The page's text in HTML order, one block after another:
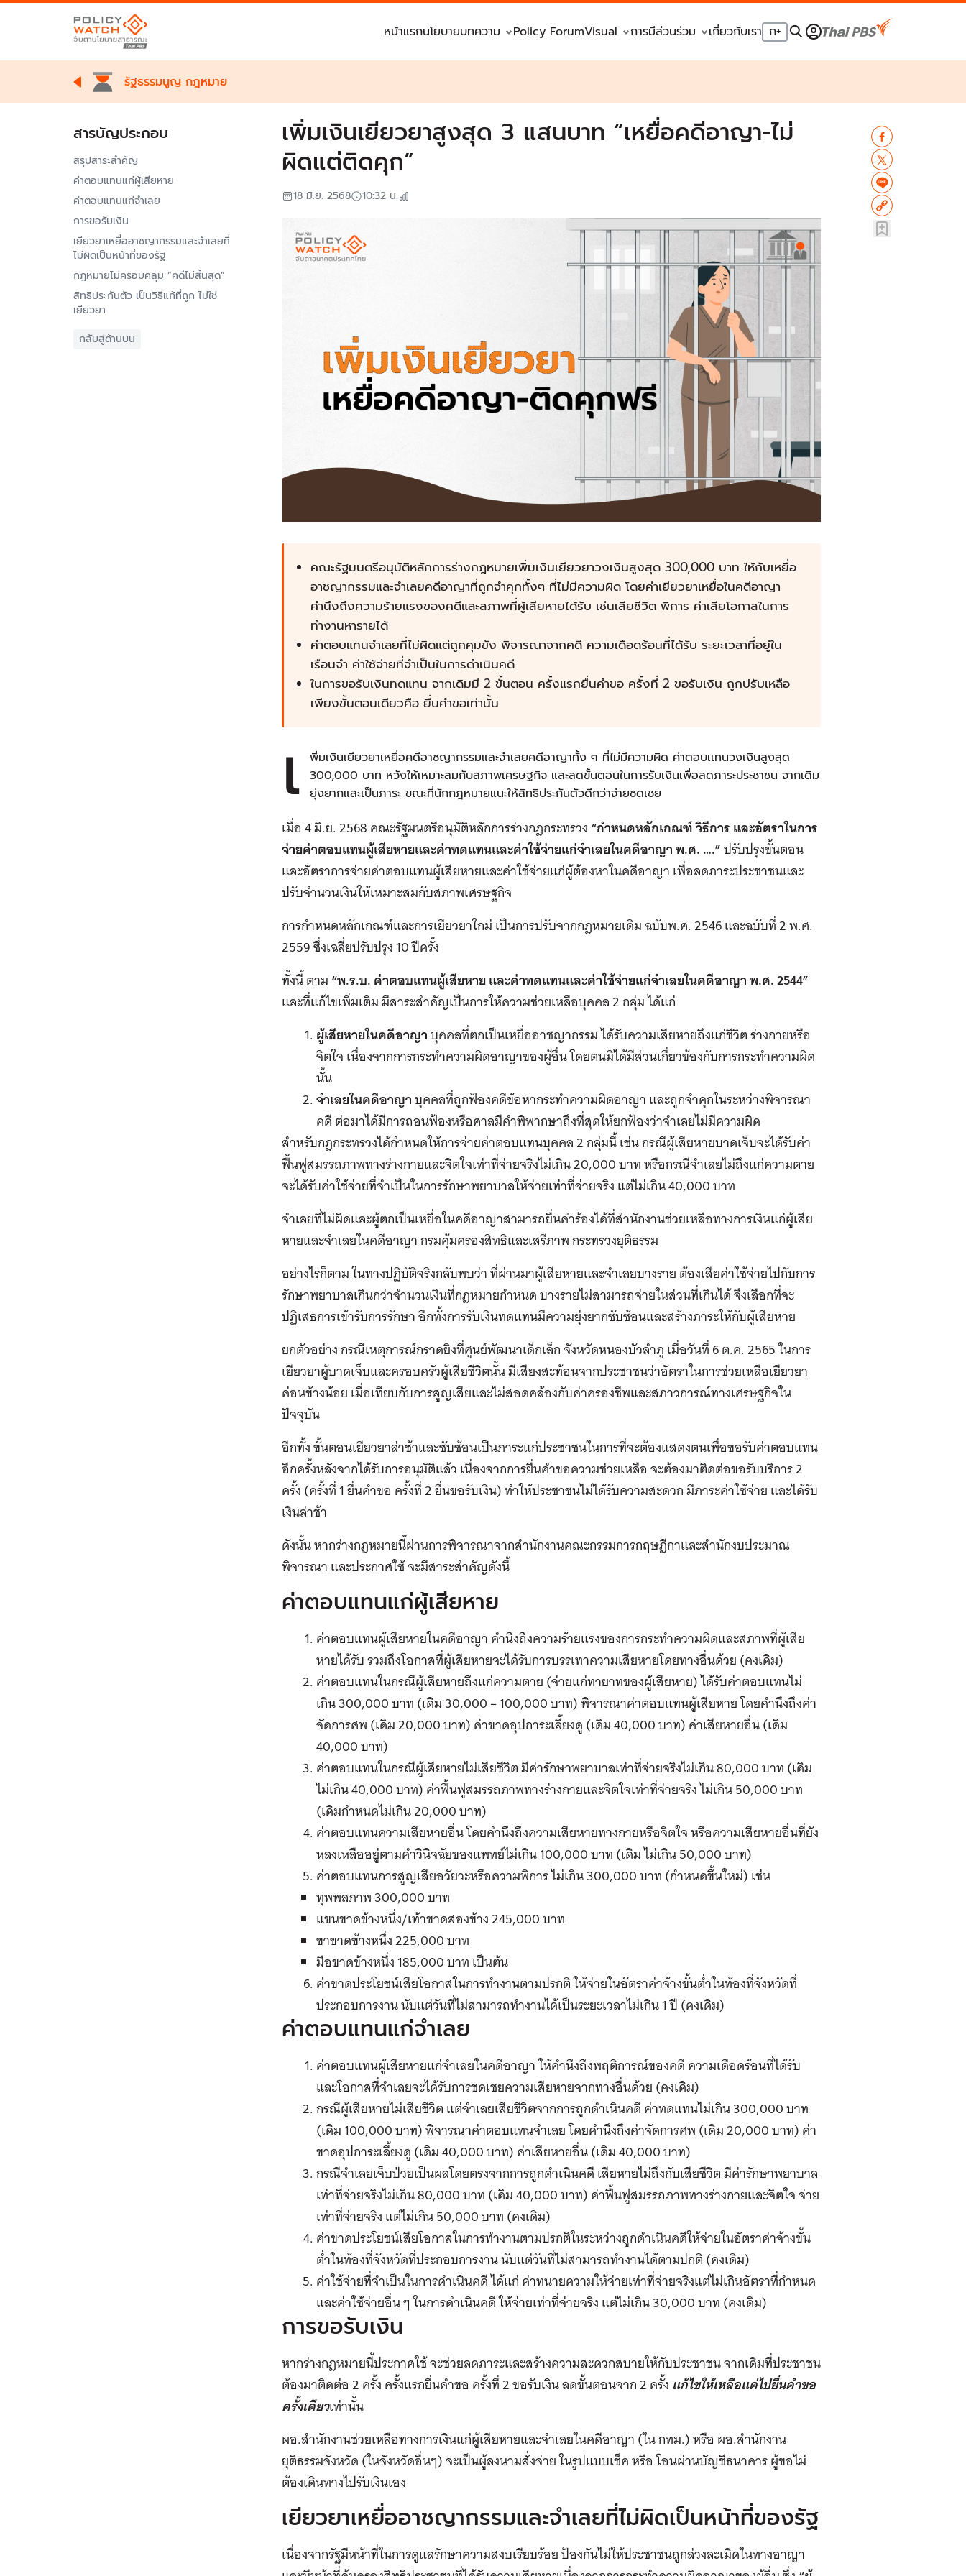
หน้าแรกนโยบายบทความ Policy ForumVisual การมีส่วนร่วม เกี่ยวกับเรา ก+
รัฐธรรมนูญ กฎหมาย
สารบัญประกอบ
สรุปสาระสำคัญ
ค่าตอบแทนแก่ผู้เสียหาย
ค่าตอบแทนแก่จำเลย
การขอรับเงิน
เยียวยาเหยื่ออาชญากรรมและจำเลยที่
ไม่ผิดเป็นหน้าที่ของรัฐ
กฎหมายไม่ครอบคลุม “คดีไม่สิ้นสุด”
สิทธิประกันตัว เป็นวิธีแก้ที่ถูก ไม่ใช่
เยียวยา
กลับสู่ด้านบน
เพิ่มเงินเยียวยาสูงสุด 3 แสนบาท “เหยื่อคดีอาญา-ไม่
ผิดแต่ติดคุก”
18 มิ.ย. 2568 10:32 น.
คณะรัฐมนตรีอนุมัติหลักการร่างกฎหมายเพิ่มเงินเยียวยาวงเงินสูงสุด 300,000 บาท ให้กับเหยื่อ
อาชญากรรมและจำเลยคดีอาญาที่ถูกจำคุกทั้งๆ ที่ไม่มีความผิด โดยค่าเยียวยาเหยื่อในคดีอาญา
คำนึงถึงความร้ายแรงของคดีและสภาพที่ผู้เสียหายได้รับ เช่นเสียชีวิต พิการ ค่าเสียโอกาสในการ
ทำงานหารายได้
ค่าตอบแทนจำเลยที่ไม่ผิดแต่ถูกคุมขัง พิจารณาจากคดี ความเดือดร้อนที่ได้รับ ระยะเวลาที่อยู่ใน
เรือนจำ ค่าใช้จ่ายที่จำเป็นในการดำเนินคดี
ในการขอรับเงินทดแทน จากเดิมมี 2 ขั้นตอน ครั้งแรกยื่นคำขอ ครั้งที่ 2 ขอรับเงิน ถูกปรับเหลือ
เพียงขั้นตอนเดียวคือ ยื่นคำขอเท่านั้น
เ พิ่มเงินเยียวยาเหยื่อคดีอาชญากรรมและจำเลยคดีอาญาทั้ง ๆ ที่ไม่มีความผิด ค่าตอบเเทนวงเงินสูงสุด
300,000 บาท หวังให้เหมาะสมกับสภาพเศรษฐกิจ และลดขั้นตอนในการรับเงินเพื่อลดภาระประชาชน จากเดิม
ยุ่งยากและเป็นภาระ ขณะที่นักกฎหมายแนะให้สิทธิประกันตัวดีกว่าจ่ายชดเชย
เมื่อ 4 มิ.ย. 2568 คณะรัฐมนตรีอนุมัติหลักการร่างกฎกระทรวง“กําหนดหลักเกณฑ์ วิธีการ และอัตราในการ
จ่ายค่าตอบแทนผู้เสียหายและค่าทดแทนและค่าใช้จ่ายแก่จําเลยในคดีอาญา พ.ศ. ….”ปรับปรุงขั้นตอน
และอัตราการจ่ายค่าตอบแทนผู้เสียหายและค่าใช้จ่ายแก่ผู้ต้องหาในคดีอาญา เพื่อลดภาระประชาชนและ
ปรับจำนวนเงินให้เหมาะสมกับสภาพเศรษฐกิจ
การกำหนดหลักเกณฑ์และการเยียวยาใกม่ เป็นการปรับจากกฎหมายเดิม ฉบับพ.ศ. 2546 และฉบับที่ 2 พ.ศ.
2559 ซึ่งเฉลี่ยปรับปรุง 10 ปีครั้ง
ทั้งนี้ ตาม“พ.ร.บ. ค่าตอบแทนผู้เสียหาย และค่าทดแทนและค่าใช้จ่ายแก่จำเลยในคดีอาญา พ.ศ. 2544”
และที่แก้ไขเพิ่มเติม มีสาระสำคัญเป็นการให้ความช่วยเหลือบุคคล 2 กลุ่ม ได้แก่
ผู้เสียหายในคดีอาญาบุคคลที่ตกเป็นเหยื่ออาชญากรรม ได้รับความเสียหายถึงแก่ชีวิต ร่างกายหรือ
จิตใจ เนื่องจากการกระทำความผิดอาญาของผู้อื่น โดยตนมิได้มีส่วนเกี่ยวข้องกับการกระทำความผิด
นั้น
จำเลยในคดีอาญาบุคคลที่ถูกฟ้องคดีข้อหากระทำความผิดอาญา และถูกจำคุกในระหว่างพิจารณา
คดี ต่อมาได้มีการถอนฟ้องหรือศาลมีคำพิพากษาถึงที่สุดให้ยกฟ้องว่าจำเลยไม่มีความผิด
สำหรับกฎกระทรวงได้กำหนดให้การจ่ายค่าตอบแทนบุคคล 2 กลุ่มนี้ เช่น กรณีผู้เสียหายบาดเจ็บจะได้รับค่า
ฟื้นฟูสมรรถภาพทางร่างกายและจิตใจเท่าที่จ่ายจริงไม่เกิน 20,000 บาท หรือกรณีจำเลยไม่ถึงแก่ความตาย
จะได้รับค่าใช้จ่ายที่จำเป็นในการรักษาพยาบาลให้จ่ายเท่าที่จ่ายจริง แต่ไม่เกิน 40,000 บาท
จำเลยที่ไม่ผิดและผู้ตกเป็นเหยื่อในคดีอาญาสามารถยื่นคำร้องได้ที่สำนักงานช่วยเหลือทางการเงินแก่ผู้เสีย
หายและจำเลยในคดีอาญา กรมคุ้มครองสิทธิและเสรีภาพ กระทรวงยุติธรรม
อย่างไรก็ตาม ในทางปฏิบัติจริงกลับพบว่า ที่ผ่านมาผู้เสียหายและจำเลยบางราย ต้องเสียค่าใช้จ่ายไปกับการ
รักษาพยาบาลเกินกว่าจำนวนเงินที่กฎหมายกำหนด บางรายไม่สามารถจ่ายในส่วนที่เกินได้ จึงเลือกที่จะ
ปฏิเสธการเข้ารับการรักษา อีกทั้งการรับเงินทดแทนมีความยุ่งยากซับซ้อนและสร้างภาระให้กับผู้เสียหาย
ยกตัวอย่าง กรณีเหตุการณ์กราดยิงที่ศูนย์พัฒนาเด็กเล็ก จังหวัดหนองบัวลำภู เมื่อวันที่ 6 ต.ค. 2565 ในการ
เยียวยาผู้บาดเจ็บและครอบครัวผู้เสียชีวิตนั้น มีเสียงสะท้อนจากประชาชนว่าอัตราในการช่วยเหลือเยียวยา
ค่อนข้างน้อย เมื่อเทียบกับการสูญเสียและไม่สอดคล้องกับค่าครองชีพและสภาวการณ์ทางเศรษฐกิจใน
ปัจจุบัน
อีกทั้ง ขั้นตอนเยียวยาล่าช้าและซับซ้อนเป็นภาระแก่ประชาชนในการที่จะต้องแสดงตนเพื่อขอรับค่าตอบแทน
อีกครั้งหลังจากได้รับการอนุมัติแล้ว เนื่องจากการยื่นคำขอความช่วยเหลือ จะต้องมาติดต่อขอรับบริการ 2
ครั้ง (ครั้งที่ 1 ยื่นคำขอ ครั้งที่ 2 ยื่นขอรับเงิน) ทำให้ประชาชนไม่ได้รับความสะดวก มีภาระค่าใช้จ่าย และได้รับ
เงินล่าช้า
ดังนั้น หากร่างกฎหมายนี้ผ่านการพิจารณาจากสำนักงานคณะกรรมการกฤษฎีกาและสำนักงบประมาณ
พิจารณา และประกาศใช้ จะมีสาระสำคัญดังนี้
ค่าตอบแทนแก่ผู้เสียหาย
ค่าตอบแทนผู้เสียหายในคดีอาญา คำนึงถึงความร้ายแรงของการกระทำความผิดและสภาพที่ผู้เสีย
หายได้รับ รวมถึงโอกาสที่ผู้เสียหายจะได้รับการบรรเทาความเสียหายโดยทางอื่นด้วย (คงเดิม)
ค่าตอบแทนในกรณีผู้เสียหายถึงแก่ความตาย (จ่ายแก่ทายาทของผู้เสียหาย) ได้รับค่าตอบแทนไม่
เกิน 300,000 บาท (เดิม 30,000 – 100,000 บาท) พิจารณาค่าตอบแทนผู้เสียหาย โดยคำนึงถึงค่า
จัดการศพ (เดิม 20,000 บาท) ค่าขาดอุปการะเลี้ยงดู (เดิม 40,000 บาท) ค่าเสียหายอื่น (เดิม
40,000 บาท)
ค่าตอบแทนในกรณีผู้เสียหายไม่เสียชีวิต มีค่ารักษาพยาบาลเท่าที่จ่ายจริงไม่เกิน 80,000 บาท (เดิม
ไม่เกิน 40,000 บาท) ค่าฟื้นฟูสมรรถภาพทางร่างกายและจิตใจเท่าที่จ่ายจริง ไม่เกิน 50,000 บาท
(เดิมกำหนดไม่เกิน 20,000 บาท)
ค่าตอบแทนความเสียหายอื่น โดยคำนึงถึงความเสียหายทางกายหรือจิตใจ หรือความเสียหายอื่นที่ยัง
หลงเหลืออยู่ตามคำวินิจฉัยของแพทย์ไม่เกิน 100,000 บาท (เดิม ไม่เกิน 50,000 บาท)
ค่าตอบแทนการสูญเสียอวัยวะหรือความพิการ ไม่เกิน 300,000 บาท (กำหนดขึ้นใหม่) เช่น
ทุพพลภาพ 300,000 บาท
แขนขาดข้างหนึ่ง/เท้าขาดสองข้าง 245,000 บาท
ขาขาดข้างหนึ่ง 225,000 บาท
มือขาดข้างหนึ่ง 185,000 บาท เป็นต้น
ค่าขาดประโยชน์เสียโอกาสในการทำงานตามปรกติ ให้จ่ายในอัตราค่าจ้างขั้นต่ำในท้องที่จังหวัดที่
ประกอบการงาน นับแต่วันที่ไม่สามารถทำงานได้เป็นระยะเวลาไม่เกิน 1 ปี (คงเดิม)
ค่าตอบแทนแก่จำเลย
ค่าตอบแทนผู้เสียหายแก่จำเลยในคดีอาญา ให้คำนึงถึงพฤติการณ์ของคดี ความเดือดร้อนที่ได้รับ
และโอกาสที่จำเลยจะได้รับการชดเชยความเสียหายจากทางอื่นด้วย (คงเดิม)
กรณีผู้เสียหายไม่เสียชีวิต แต่จำเลยเสียชีวิตจากการถูกดำเนินคดี ค่าทดแทนไม่เกิน 300,000 บาท
(เดิม 100,000 บาท) พิจารณาค่าตอบแทนจำเลย โดยคำนึงถึงค่าจัดการศพ (เดิม 20,000 บาท) ค่า
ขาดอุปการะเลี้ยงดู (เดิม 40,000 บาท) ค่าเสียหายอื่น (เดิม 40,000 บาท)
กรณีจำเลยเจ็บป่วยเป็นผลโดยตรงจากการถูกดำเนินคดี เสียหายไม่ถึงกับเสียชีวิต มีค่ารักษาพยาบาล
เท่าที่จ่ายจริงไม่เกิน 80,000 บาท (เดิม 40,000 บาท) ค่าฟื้นฟูสมรรถภาพทางร่างกายและจิตใจ จ่าย
เท่าที่จ่ายจริง แต่ไม่เกิน 50,000 บาท (คงเดิม)
ค่าขาดประโยชน์เสียโอกาสในการทำงานตามปรกติในระหว่างถูกดำเนินคดีให้จ่ายในอัตราค่าจ้างขั้น
ต่ำในท้องที่จังหวัดที่ประกอบการงาน นับแต่วันที่ไม่สามารถทำงานได้ตามปกติ (คงเดิม)
ค่าใช้จ่ายที่จำเป็นในการดำเนินคดี ได้แก่ ค่าทนายความให้จ่ายเท่าที่จ่ายจริงแต่ไม่เกินอัตราที่กำหนด
และค่าใช้จ่ายอื่น ๆ ในการดำเนินคดี ให้จ่ายเท่าที่จ่ายจริง แต่ไม่เกิน 30,000 บาท (คงเดิม)
การขอรับเงิน
หากร่างกฎหมายนี้ประกาศใช้ จะช่วยลดภาระและสร้างความสะดวกสบายให้กับประชาชน จากเดิมที่ประชาชน
ต้องมาติดต่อ 2 ครั้ง ครั้งแรกยื่นคำขอ ครั้งที่ 2 ขอรับเงิน ลดขั้นตอนจาก 2 ครั้งแก้ไขให้เหลือแค่ไปยื่นคำขอ
ครั้งเดียวเท่านั้น
ผอ.สำนักงานช่วยเหลือทางการเงินแก่ผู้เสียหายและจำเลยในคดีอาญา (ใน กทม.) หรือ ผอ.สำนักงาน
ยุติธรรมจังหวัด (ในจังหวัดอื่นๆ) จะเป็นผู้ลงนามสั่งจ่าย ในรูปแบบเช็ค หรือ โอนผ่านบัญชีธนาคาร ผู้ขอไม่
ต้องเดินทางไปรับเงินเอง
เยียวยาเหยื่ออาชญากรรมและจำเลยที่ไม่ผิดเป็นหน้าที่ของรัฐ
เนื่องจากรัฐมีหน้าที่ในการดูแลรักษาความสงบเรียบร้อย ป้องกันไม่ให้ประชาชนถูกล่วงละเมิดในทางอาญา